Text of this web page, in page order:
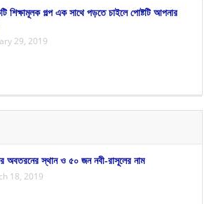
শিক্ষামূলক গল্প এক সাথে পড়তে চাইলে পোষ্টটি আপনার
29, 2019
অবতরনের স্থান ও ৫০ জন নবী-রাসূলের নাম
18, 2019